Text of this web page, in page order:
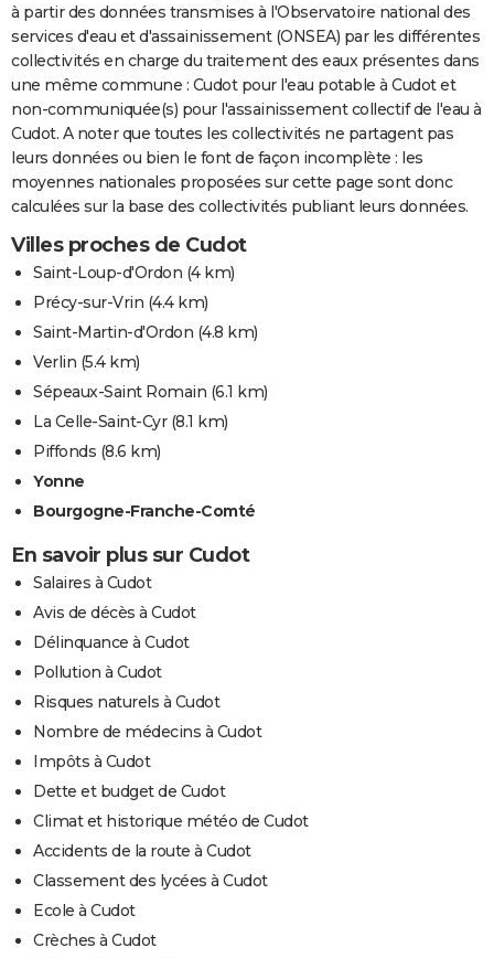
à partir des données transmises à l'Observatoire national des
services d'eau et d'assainissement (ONSEA) par les différentes
collectivités en charge du traitement des eaux présentes dans
une même commune : Cudot pour l'eau potable à Cudot et
non-communiquée(s) pour l'assainissement collectif de l'eau à
Cudot. A noter que toutes les collectivités ne partagent pas
leurs données ou bien le font de façon incomplète : les
moyennes nationales proposées sur cette page sont donc
calculées sur la base des collectivités publiant leurs données.
Villes proches de Cudot
Saint-Loup-d'Ordon (4 km)
Précy-sur-Vrin (4.4 km)
Saint-Martin-d'Ordon (4.8 km)
Verlin (5.4 km)
Sépeaux-Saint Romain (6.1 km)
La Celle-Saint-Cyr(8.1 km)
Piffonds (8.6 km)
Yonne
Bourgogne-Franche-Comté
En savoir plus sur Cudot
Salaires à Cudot
Avis de décès à Cudot
Délinquance à Cudot
Pollution à Cudot
Risques naturels à Cudot
Nombre de médecins à Cudot
Impôts à Cudot
Dette et budget de Cudot
Climat et historique météo de Cudot
Accidents de la route à Cudot
Classement des lycées à Cudot
Ecole à Cudot
Crèches à Cudot